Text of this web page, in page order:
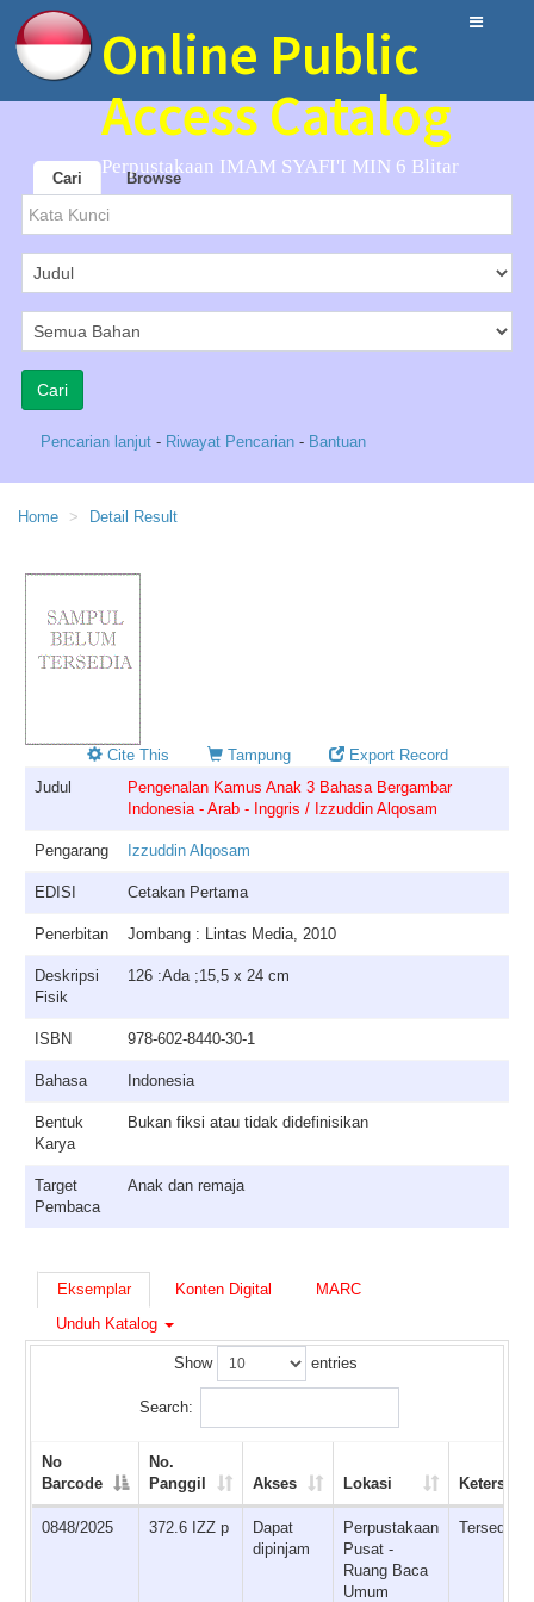
Online Public
Access Catalog
Perpustakaan IMAM SYAFI'I MIN 6 Blitar
Cari Browse
Pencarian lanjut - Riwayat Pencarian - Bantuan
Home Detail Result
Cite This Tampung
Export Record
Judul
Pengenalan Kamus Anak 3 Bahasa Bergambar
Indonesia - Arab - Inggris / Izzuddin Alqosam
Pengarang Izzuddin Alqosam
EDISI Cetakan Pertama
Penerbitan Jombang : Lintas Media, 2010
Deskripsi
Fisik
126 :Ada ;15,5 x 24 cm
ISBN 978-602-8440-30-1
Bahasa Indonesia
Bentuk
Karya
Bukan fiksi atau tidak didefinisikan
Target
Pembaca
Anak dan remaja
Eksemplar Konten Digital
MARC
Unduh Katalog
Show entries
Search:
No
Barcode
No.
Panggil
Akses Lokasi
0848/2025 372.6 IZZ p
Dapat
dipinjam
Perpustakaan
Pusat -
Ruang Baca
Umum
Tersedia